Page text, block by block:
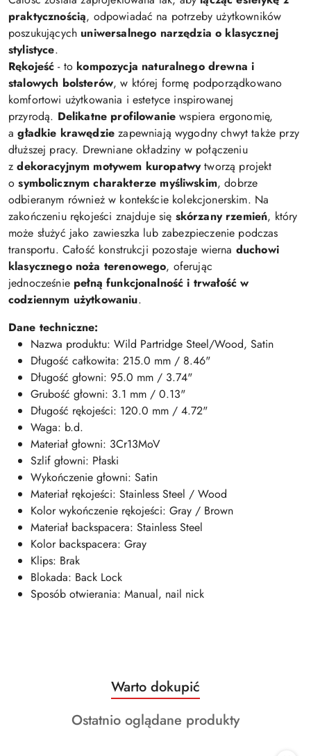
praktycznością, odpowiadać na potrzeby użytkowników
poszukujących uniwersalnego narzędzia o klasycznej
stylistyce.
Rękojeść - to kompozycja naturalnego drewna i
stalowych bolsterów, w której formę podporządkowano
komfortowi użytkowania i estetyce inspirowanej
przyrodą. Delikatne profilowanie wspiera ergonomię,
a gładkie krawędzie zapewniają wygodny chwyt także przy
dłuższej pracy. Drewniane okładziny w połączeniu
z dekoracyjnym motywem kuropatwytworzą projekt
o symbolicznym charakterze myśliwskim, dobrze
odbieranym również w kontekście kolekcjonerskim. Na
zakończeniu rękojeści znajduje się skórzany rzemień, który
może służyć jako zawieszka lub zabezpieczenie podczas
transportu. Całość konstrukcji pozostaje wierna duchowi
klasycznego noża terenowego, oferując
jednocześnie pełną funkcjonalność i trwałość w
codziennym użytkowaniu.
Dane techniczne:
Nazwa produktu: Wild Partridge Steel/Wood, Satin
Długość całkowita: 215.0 mm / 8.46"
Długość głowni: 95.0 mm / 3.74"
Grubość głowni: 3.1 mm / 0.13"
Długość rękojeści: 120.0 mm / 4.72"
Waga: b.d.
Materiał głowni: 3Cr13MoV
Szlif głowni: Płaski
Wykończenie głowni: Satin
Materiał rękojeści: Stainless Steel / Wood
Kolor wykończenie rękojeści: Gray / Brown
Materiał backspacera: Stainless Steel
Kolor backspacera: Gray
Klips: Brak
Blokada: Back Lock
Sposób otwierania: Manual, nail nick
Pomiń karuzelę produktów
Produkty
o
statusie:
Warto dokupić
Produkty
Ostatnio oglądane produkty